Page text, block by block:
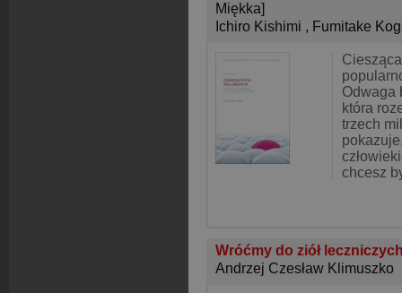
Miękka]
Ichiro Kishimi , Fumitake
Odwaga
która
trzech
chcesz
Wróćmy do ziół
Andrzej Czesław Klimuszko